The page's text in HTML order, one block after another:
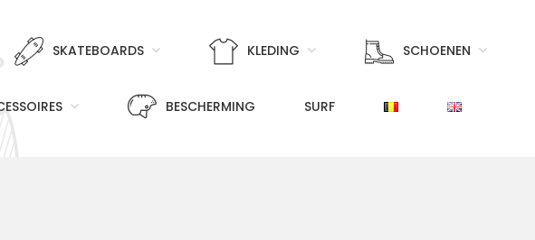
SKATEBOARDS KLEDING SCHOENEN
BESCHERMING SURF